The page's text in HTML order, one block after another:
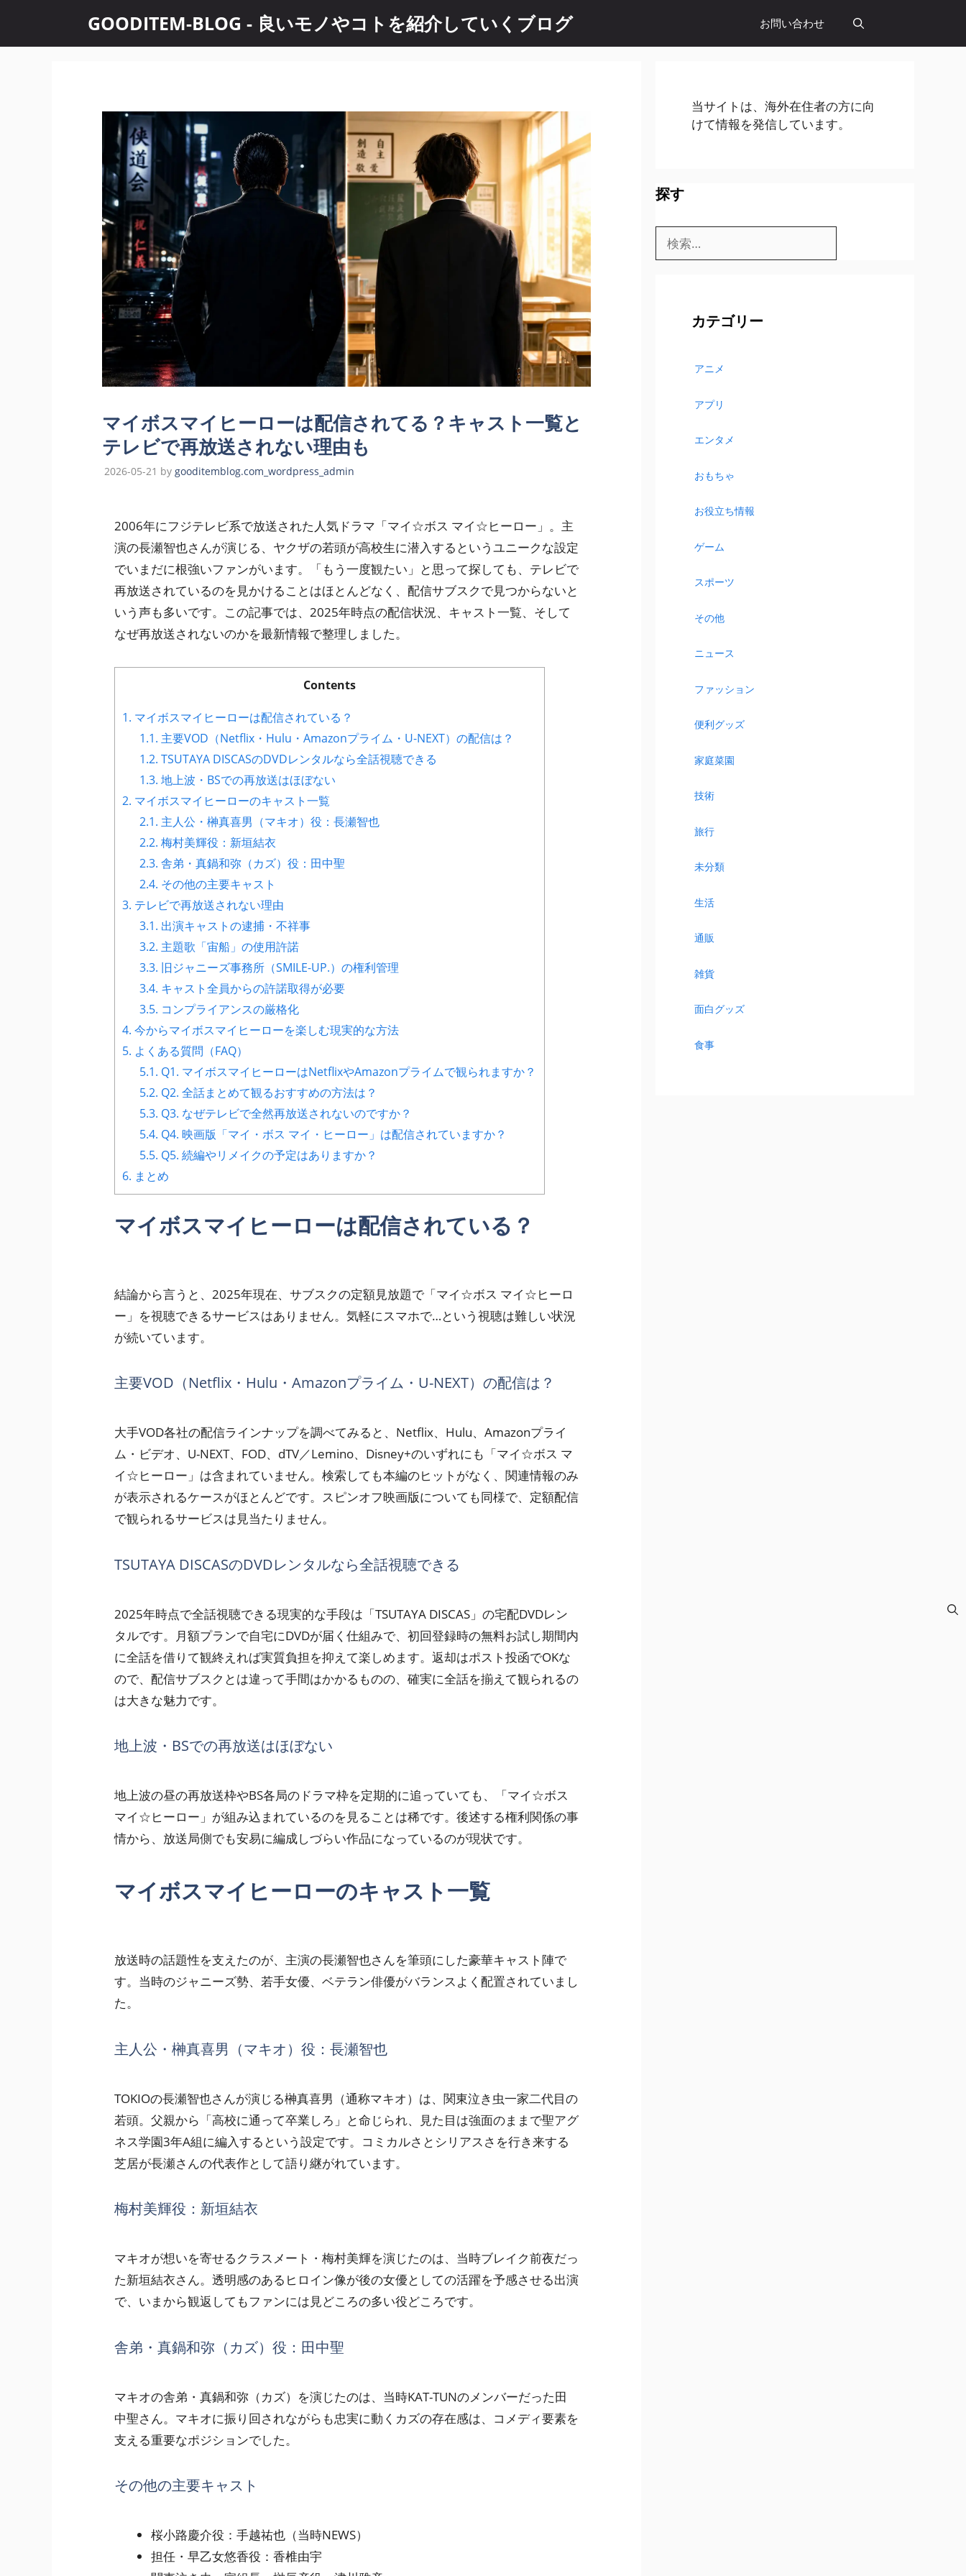
テ
GOODITEM-BLOG - 良いモノやコトを紹介していくブログ お問い合わせ
マイボスマイヒーローは配信されてる？キャスト一覧と
テレビで再放送されない理由も
2026-05-21 by gooditemblog.com_wordpress_admin
2006年にフジテレビ系で放送された人気ドラマ「マイ☆ボス マイ☆ヒーロー」。主
演の長瀬智也さんが演じる、ヤクザの若頭が高校生に潜入するというユニークな設定
でいまだに根強いファンがいます。「もう一度観たい」と思って探しても、テレビで
再放送されているのを見かけることはほとんどなく、配信サブスクで見つからないと
いう声も多いです。この記事では、2025年時点の配信状況、キャスト一覧、そして
なぜ再放送されないのかを最新情報で整理しました。
Contents
1. マイボスマイヒーローは配信されている？
1.1. 主要VOD（Netflix・Hulu・Amazonプライム・U-NEXT）の配信は？
1.2. TSUTAYA DISCASのDVDレンタルなら全話視聴できる
1.3. 地上波・BSでの再放送はほぼない
2. マイボスマイヒーローのキャスト一覧
2.1. 主人公・榊真喜男（マキオ）役：長瀬智也
2.2. 梅村美輝役：新垣結衣
2.3. 舎弟・真鍋和弥（カズ）役：田中聖
2.4. その他の主要キャスト
3. テレビで再放送されない理由
3.1. 出演キャストの逮捕・不祥事
3.2. 主題歌「宙船」の使用許諾
3.3. 旧ジャニーズ事務所（SMILE-UP.）の権利管理
3.4. キャスト全員からの許諾取得が必要
3.5. コンプライアンスの厳格化
4. 今からマイボスマイヒーローを楽しむ現実的な方法
5. よくある質問（FAQ）
5.1. Q1. マイボスマイヒーローはNetflixやAmazonプライムで観られますか？
5.2. Q2. 全話まとめて観るおすすめの方法は？
5.3. Q3. なぜテレビで全然再放送されないのですか？
5.4. Q4. 映画版「マイ・ボス マイ・ヒーロー」は配信されていますか？
5.5. Q5. 続編やリメイクの予定はありますか？
6. まとめ
マイボスマイヒーローは配信されている？
結論から言うと、2025年現在、サブスクの定額見放題で「マイ☆ボス マイ☆ヒーロ
ー」を視聴できるサービスはありません。気軽にスマホで…という視聴は難しい状況
が続いています。
主要VOD（Netflix・Hulu・Amazonプライム・U-NEXT）の配信は？
大手VOD各社の配信ラインナップを調べてみると、Netflix、Hulu、Amazonプライ
ム・ビデオ、U-NEXT、FOD、dTV／Lemino、Disney+のいずれにも「マイ☆ボス マ
イ☆ヒーロー」は含まれていません。検索しても本編のヒットがなく、関連情報のみ
が表示されるケースがほとんどです。スピンオフ映画版についても同様で、定額配信
で観られるサービスは見当たりません。
TSUTAYA DISCASのDVDレンタルなら全話視聴できる
2025年時点で全話視聴できる現実的な手段は「TSUTAYA DISCAS」の宅配DVDレン
タルです。月額プランで自宅にDVDが届く仕組みで、初回登録時の無料お試し期間内
に全話を借りて観終えれば実質負担を抑えて楽しめます。返却はポスト投函でOKな
ので、配信サブスクとは違って手間はかかるものの、確実に全話を揃えて観られるの
は大きな魅力です。
地上波・BSでの再放送はほぼない
地上波の昼の再放送枠やBS各局のドラマ枠を定期的に追っていても、「マイ☆ボス
マイ☆ヒーロー」が組み込まれているのを見ることは稀です。後述する権利関係の事
情から、放送局側でも安易に編成しづらい作品になっているのが現状です。
マイボスマイヒーローのキャスト一覧
放送時の話題性を支えたのが、主演の長瀬智也さんを筆頭にした豪華キャスト陣で
す。当時のジャニーズ勢、若手女優、ベテラン俳優がバランスよく配置されていまし
た。
主人公・榊真喜男（マキオ）役：長瀬智也
TOKIOの長瀬智也さんが演じる榊真喜男（通称マキオ）は、関東泣き虫一家二代目の
若頭。父親から「高校に通って卒業しろ」と命じられ、見た目は強面のままで聖アグ
ネス学園3年A組に編入するという設定です。コミカルさとシリアスさを行き来する
芝居が長瀬さんの代表作として語り継がれています。
梅村美輝役：新垣結衣
マキオが想いを寄せるクラスメート・梅村美輝を演じたのは、当時ブレイク前夜だっ
た新垣結衣さん。透明感のあるヒロイン像が後の女優としての活躍を予感させる出演
で、いまから観返してもファンには見どころの多い役どころです。
舎弟・真鍋和弥（カズ）役：田中聖
マキオの舎弟・真鍋和弥（カズ）を演じたのは、当時KAT-TUNのメンバーだった田
中聖さん。マキオに振り回されながらも忠実に動くカズの存在感は、コメディ要素を
支える重要なポジションでした。
その他の主要キャスト
桜小路慶介役：手越祐也（当時NEWS）
担任・早乙女悠香役：香椎由宇
当サイトは、海外在住者の方に向
けて情報を発信しています。
探す
索:
カテゴリー
アニメ
アプリ
エンタメ
おもちゃ
お役立ち情報
ゲーム
スポーツ
その他
ニュース
ファッション
便利グッズ
家庭菜園
技術
旅行
未分類
生活
通販
雑貨
面白グッズ
食事